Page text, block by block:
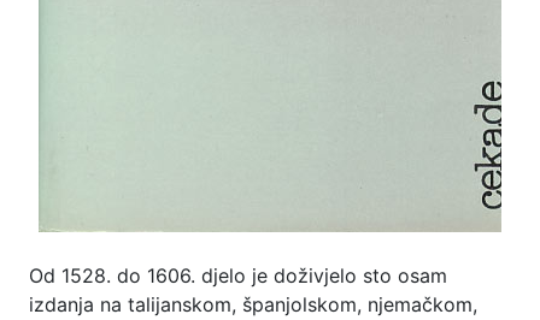
Od 1528. do 1606. djelo je doživjelo sto osam
izdanja na talijanskom, španjolskom, njemačkom,